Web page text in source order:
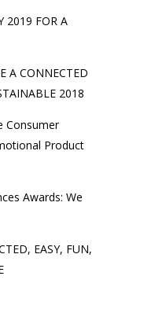
2019 FOR A
A CONNECTED
2018
Consumer
Product
Awards: We
EASY, FUN,